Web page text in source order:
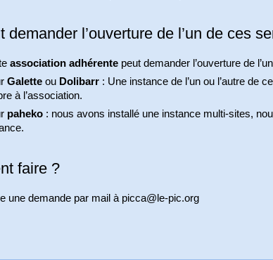
demander l’ouverture de l’un de ces
association adhérentepeut demander l’ouverture de
Galetteou Dolibarr: Une instance de l’un ou l’autre de
à l’association.
paheko: nous avons installé une instance multi-sites,
faire ?
une demande par mail à picca@le-pic.org